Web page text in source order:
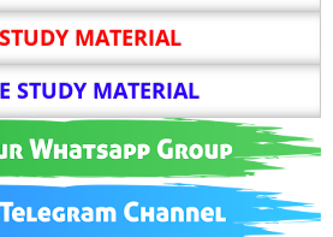
MATERIAL
STUDY MATERIAL